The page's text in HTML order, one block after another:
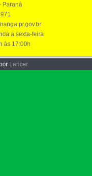
Paraná
a sexta-feira
às 17:00h
Lancer